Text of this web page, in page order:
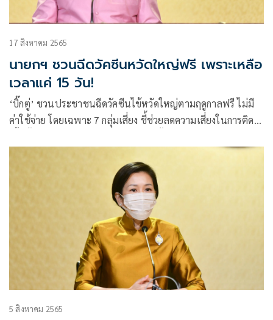
17 สิงหาคม 2565
นายกฯ ชวนฉีดวัคซีนหวัดใหญ่ฟรี เพราะเหลือ
เวลาแค่ 15 วัน!
‘บิ๊กตู่’ ชวนประชาชนฉีดวัคซีนไข้หวัดใหญ่ตามฤดูกาลฟรี ไม่มี
ค่าใช้จ่าย โดยเฉพาะ 7 กลุ่มเสี่ยง ชี้ช่วยลดความเสี่ยงในการติด
5 สิงหาคม 2565